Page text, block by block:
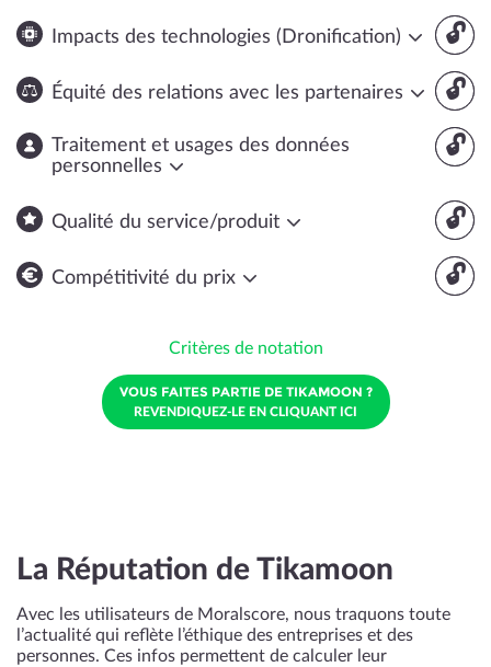
🔓
Impacts des technologies (Dronification)
🔓
Équité des relations avec les partenaires
🔓
Traitement et usages des données
personnelles
🔓
Qualité du service/produit
🔓
Compétitivité du prix
Critères de notation
VOUS FAITES PARTIE DE TIKAMOON ?
REVENDIQUEZ-LE EN CLIQUANT ICI
La Réputation de Tikamoon
Avec les utilisateurs de Moralscore, nous traquons toute
l’actualité qui reflète l’éthique des entreprises et des
personnes. Ces infos permettent de calculer leur